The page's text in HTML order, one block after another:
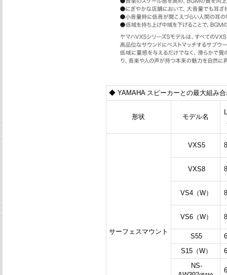
◆ YAMAHA スピーカーとの最大組み
形状 モデル名
サーフェスマウント
VXS5
VXS8
VS4（W）
VS6（W）
S55
S15（W）
NS-